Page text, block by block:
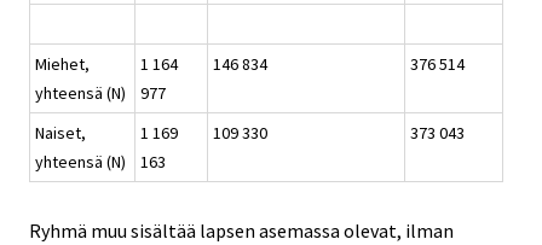
Miehet,
yhteensä (N)
1 164
977
146 834 376 514
Naiset,
yhteensä (N)
1 169
163
109 330 373 043
Ryhmä muu sisältää lapsen asemassa olevat, ilman